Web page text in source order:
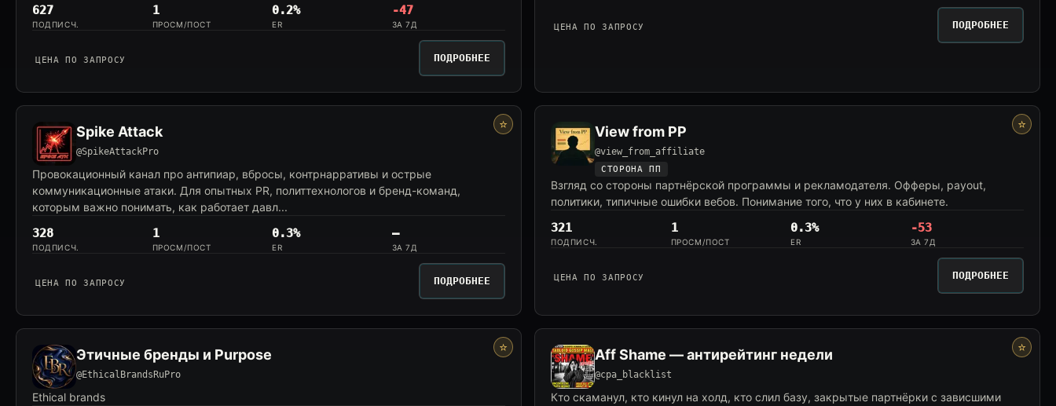
627
ПОДПИСЧ.
1
ПРОСМ/ПОСТ
0.2%
ER
-47
ЗА 7Д
ЦЕНА ПО ЗАПРОСУ ПОДРОБНЕЕ
ЦЕНА ПО ЗАПРОСУ ПОДРОБНЕЕ
⭐
Spike Attack
@SpikeAttackPro
Провокационный канал про антипиар, вбросы, контрнарративы и острые
коммуникационные атаки. Для опытных PR, политтехнологов и бренд-команд,
которым важно понимать, как работает давл...
328
ПОДПИСЧ.
1
ПРОСМ/ПОСТ
0.3%
ER
—
ЗА 7Д
ЦЕНА ПО ЗАПРОСУ ПОДРОБНЕЕ
⭐
View from PP
@view_from_affiliate
СТОРОНА ПП
Взгляд со стороны партнёрской программы и рекламодателя. Офферы, payout,
политики, типичные ошибки вебов. Понимание того, что у них в кабинете.
321
ПОДПИСЧ.
1
ПРОСМ/ПОСТ
0.3%
ER
-53
ЗА 7Д
ЦЕНА ПО ЗАПРОСУ ПОДРОБНЕЕ
⭐
Этичные бренды и Purpose
@EthicalBrandsRuPro
Ethical brands
⭐
Aff Shame — антирейтинг недели
@cpa_blacklist
Кто скаманул, кто кинул на холд, кто слил базу, закрытые партнёрки с зависшими